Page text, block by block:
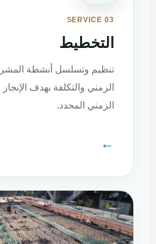
SERVICE 03
التخطيط
تنظيم وتسلسل أنشطة المشروع
الزمني والتكلفة بهدف الإنجاز
الزمني المحدد.
←